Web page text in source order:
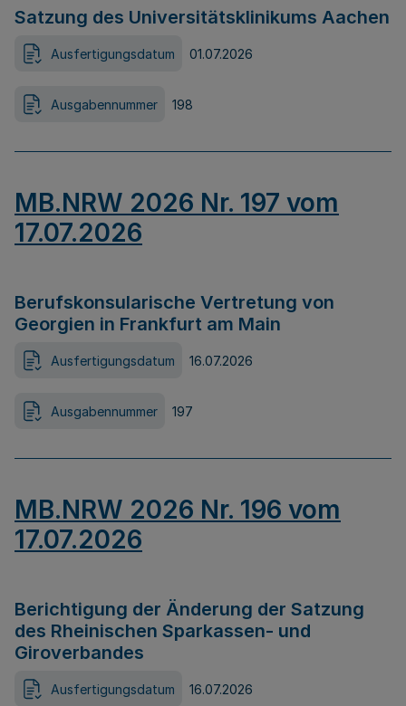
Satzung des Universitätsklinikums Aachen
Ausfertigungsdatum 01.07.2026
Ausgabennummer 198
MB.NRW 2026 Nr. 197 vom
17.07.2026
Berufskonsularische Vertretung von
Georgien in Frankfurt am Main
Ausfertigungsdatum 16.07.2026
Ausgabennummer 197
MB.NRW 2026 Nr. 196 vom
17.07.2026
Berichtigung der Änderung der Satzung
des Rheinischen Sparkassen- und
Giroverbandes
Ausfertigungsdatum 16.07.2026